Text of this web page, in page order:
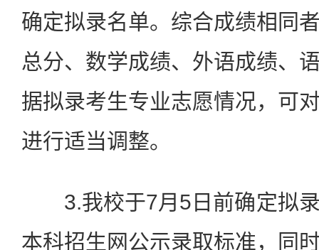
确定拟录名单。综合成绩相同
总分、数学成绩、外语成绩、
据拟录考生专业志愿情况，可
进行适当调整。
3.我校于7月5日前确定拟录
本科招生网公示录取标准，同